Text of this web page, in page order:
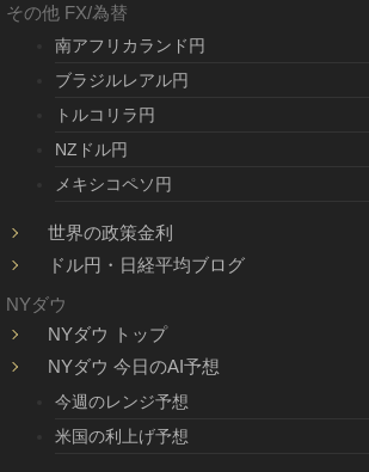
その他 FX/為替
南アフリカランド円
ブラジルレアル円
トルコリラ円
NZドル円
メキシコペソ円
世界の政策金利
ドル円・日経平均ブログ
NYダウ
NYダウ トップ
NYダウ 今日のAI予想
今週のレンジ予想
米国の利上げ予想